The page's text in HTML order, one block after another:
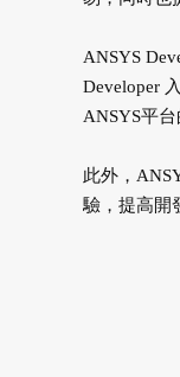
ANSYS
Developer
ANSYS平
此外，
驗，提高開